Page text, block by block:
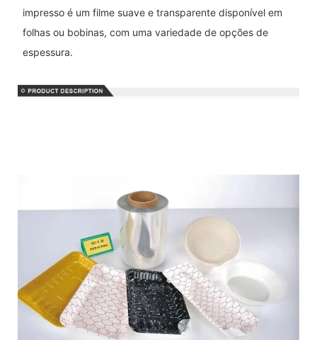
impresso é um filme suave e transparente disponível em
folhas ou bobinas, com uma variedade de opções de
espessura.